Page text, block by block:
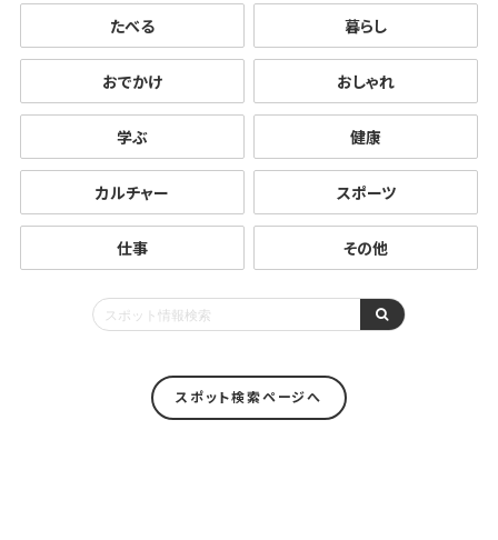
たべる 暮らし
おでかけ おしゃれ
学ぶ 健康
カルチャー スポーツ
仕事 その他
スポット検索ページへ